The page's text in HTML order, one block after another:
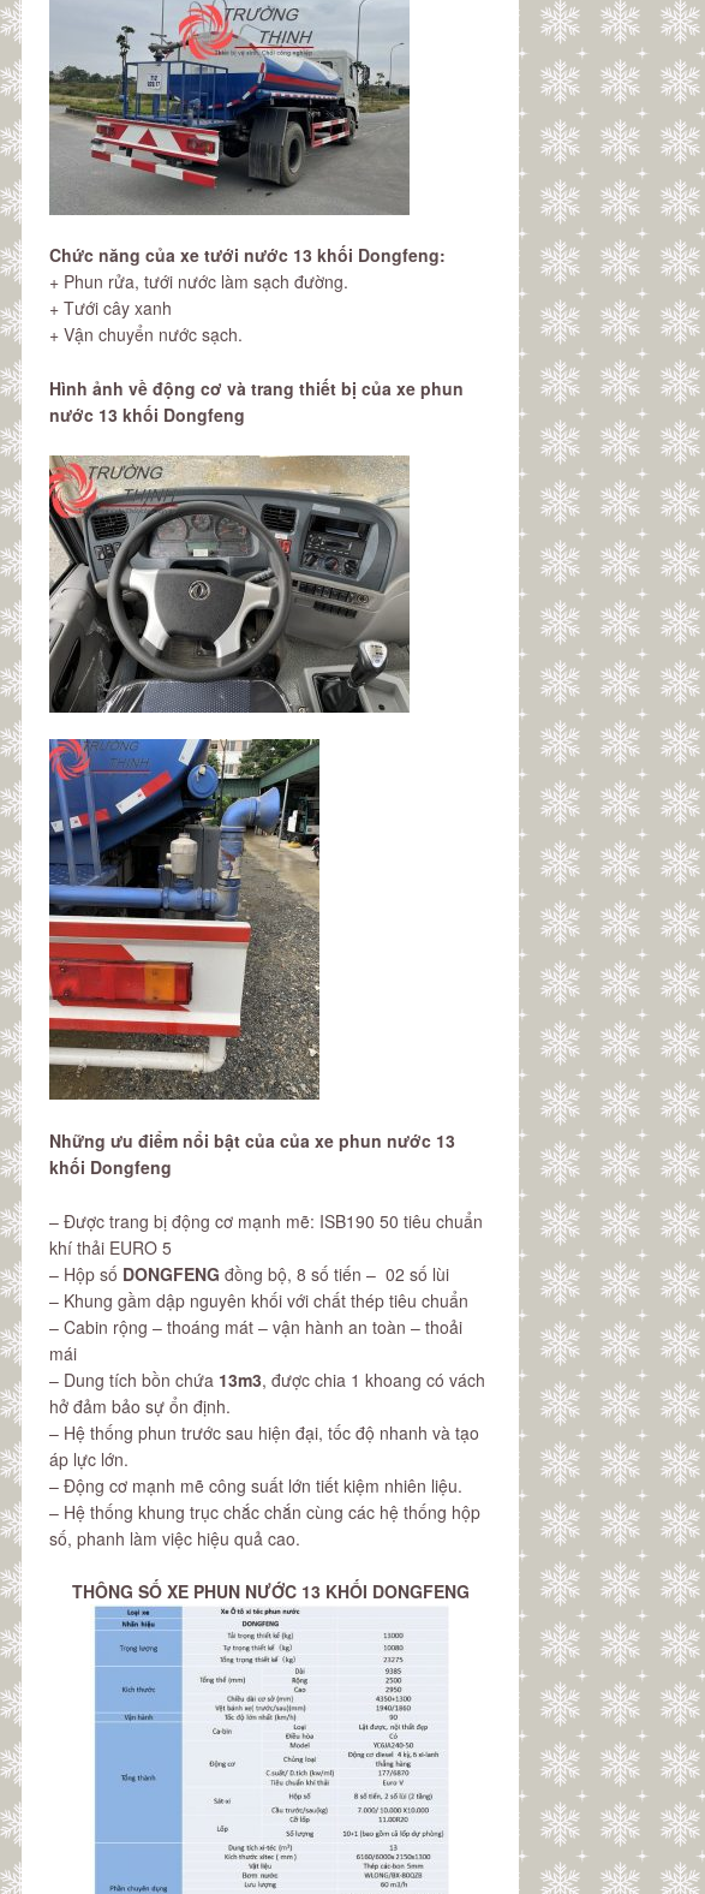
Chức năng của xe tưới nước 13 khối Dongfeng:
+ Phun rửa, tưới nước làm sạch đường.
+ Tưới cây xanh
+ Vận chuyển nước sạch.
Hình ảnh về động cơ và trang thiết bị của xe phun
nước 13 khối Dongfeng
Những ưu điểm nổi bật của của xe phun nước 13
khối Dongfeng
– Được trang bị động cơ mạnh mẽ: ISB190 50 tiêu chuẩn
khí thải EURO 5
– Hộp số DONGFENG đồng bộ, 8 số tiến – 02 số lùi
– Khung gầm dập nguyên khối với chất thép tiêu chuẩn
– Cabin rộng – thoáng mát – vận hành an toàn – thoải
mái
– Dung tích bồn chứa 13m3, được chia 1 khoang có vách
hở đảm bảo sự ổn định.
– Hệ thống phun trước sau hiện đại, tốc độ nhanh và tạo
áp lực lớn.
– Động cơ mạnh mẽ công suất lớn tiết kiệm nhiên liệu.
– Hệ thống khung trục chắc chắn cùng các hệ thống hộp
số, phanh làm việc hiệu quả cao.
THÔNG SỐ XE PHUN NƯỚC 13 KHỐI DONGFENG